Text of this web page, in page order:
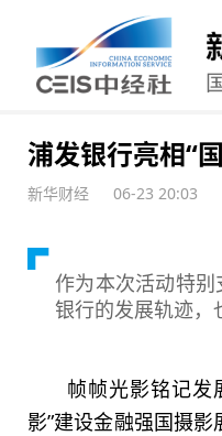
浦发银行亮相“
新华财经 06-23 20:03
作为本次活动特
银行的发展轨迹，
帧帧光影铭记发
影”建设金融强国摄